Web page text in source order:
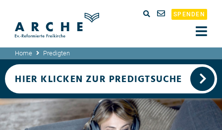
SPENDEN
Home Predigten
HIER KLICKEN ZUR PREDIGTSUCHE